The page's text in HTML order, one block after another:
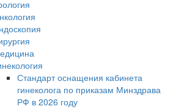
Стандарт оснащения кабинета
гинеколога по приказам Минздрава
РФ в 2026 году